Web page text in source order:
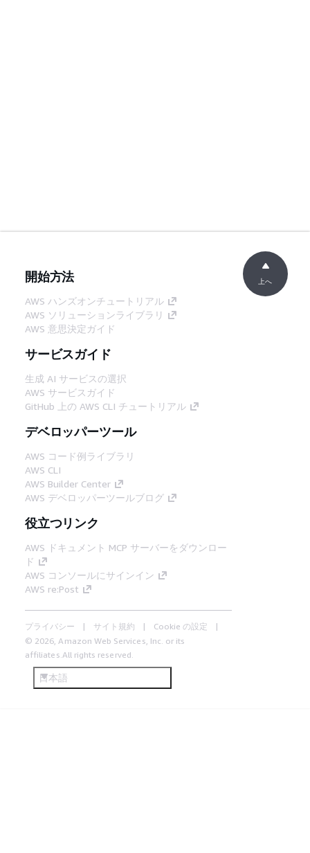
開始方法
AWS ハンズオンチュートリアル
AWS ソリューションライブラリ
AWS 意思決定ガイド
サービスガイド
生成 AI サービスの選択
AWS サービスガイド
GitHub 上の AWS CLI チュートリアル
デベロッパーツール
AWS コード例ライブラリ
AWS CLI
AWS Builder Center
AWS デベロッパーツールブログ
役立つリンク
AWS ドキュメント MCP サーバーをダウンロー
ド
AWS コンソールにサインイン
AWS re:Post
プライバシー サイト規約
Cookie の設定
© 2026, Amazon Web Services, Inc. or its
affiliates.All rights reserved.
日本語
上へ